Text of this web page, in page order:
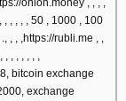
onion.money , , , ,
, , , , , 50 , 1000 , 100
, , ,https://rubli.me , ,
, , , , , , ,
bitcoin exchange
exchange